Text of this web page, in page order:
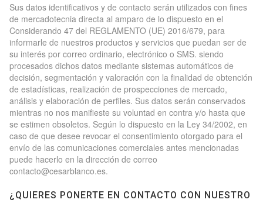
Sus datos identificativos y de contacto serán utilizados con fines
de mercadotecnia directa al amparo de lo dispuesto en el
Considerando 47 del REGLAMENTO (UE) 2016/679, para
informarle de nuestros productos y servicios que puedan ser de
su interés por correo ordinario, electrónico o SMS. siendo
procesados dichos datos mediante sistemas automáticos de
decisión, segmentación y valoración con la finalidad de obtención
de estadísticas, realización de prospecciones de mercado,
análisis y elaboración de perfiles. Sus datos serán conservados
mientras no nos manifieste su voluntad en contra y/o hasta que
se estimen obsoletos. Según lo dispuesto en la Ley 34/2002, en
caso de que desee revocar el consentimiento otorgado para el
envío de las comunicaciones comerciales antes mencionadas
puede hacerlo en la dirección de correo
contacto@cesarblanco.es.
¿QUIERES PONERTE EN CONTACTO CON NUESTRO